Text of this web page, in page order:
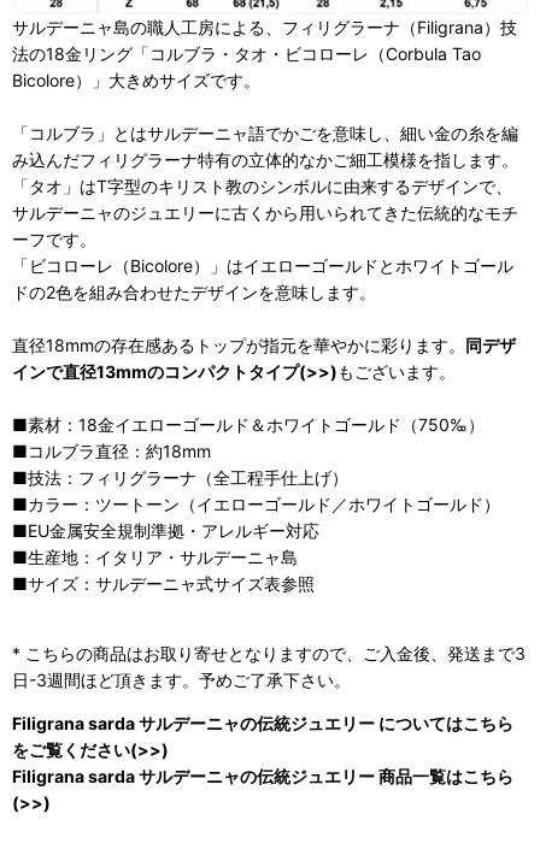
サルデーニャ島の職人工房による、フィリグラーナ（Filigrana）技
法の18金リング「コルブラ・タオ・ビコローレ（Corbula Tao
Bicolore）」大きめサイズです。
「コルブラ」とはサルデーニャ語でかごを意味し、細い金の糸を編
み込んだフィリグラーナ特有の立体的なかご細工模様を指します。
「タオ」はT字型のキリスト教のシンボルに由来するデザインで、
サルデーニャのジュエリーに古くから用いられてきた伝統的なモチ
ーフです。
「ビコローレ（Bicolore）」はイエローゴールドとホワイトゴール
ドの2色を組み合わせたデザインを意味します。
直径18mmの存在感あるトップが指元を華やかに彩ります。 同デザ
インで直径13mmのコンパクトタイプ(>>)もございます。
■素材：18金イエローゴールド＆ホワイトゴールド（750‰）
■コルブラ直径：約18mm
■技法：フィリグラーナ（全工程手仕上げ）
■カラー：ツートーン（イエローゴールド／ホワイトゴールド）
■EU金属安全規制準拠・アレルギー対応
■生産地：イタリア・サルデーニャ島
■サイズ：サルデーニャ式サイズ表参照
* こちらの商品はお取り寄せとなりますので、ご入金後、発送まで3
日-3週間ほど頂きます。予めご了承下さい。
Filigrana sarda サルデーニャの伝統ジュエリー についてはこちら
をご覧ください(>>)
Filigrana sarda サルデーニャの伝統ジュエリー 商品一覧はこちら
(>>)